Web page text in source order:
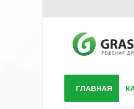
ГЛАВНАЯ